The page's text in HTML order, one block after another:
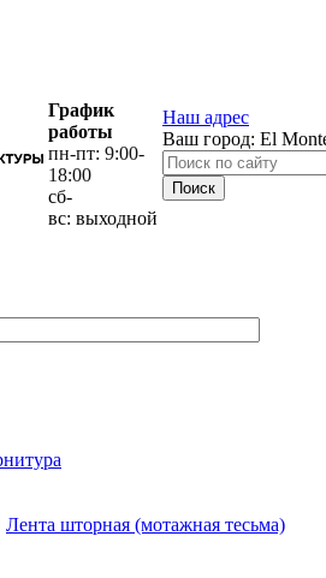
График
работы
пн-пт: 9:00-
18:00
сб-
вс: выходной
Наш адрес
Ваш город: El
Лента шторная (мотажная тесьма)